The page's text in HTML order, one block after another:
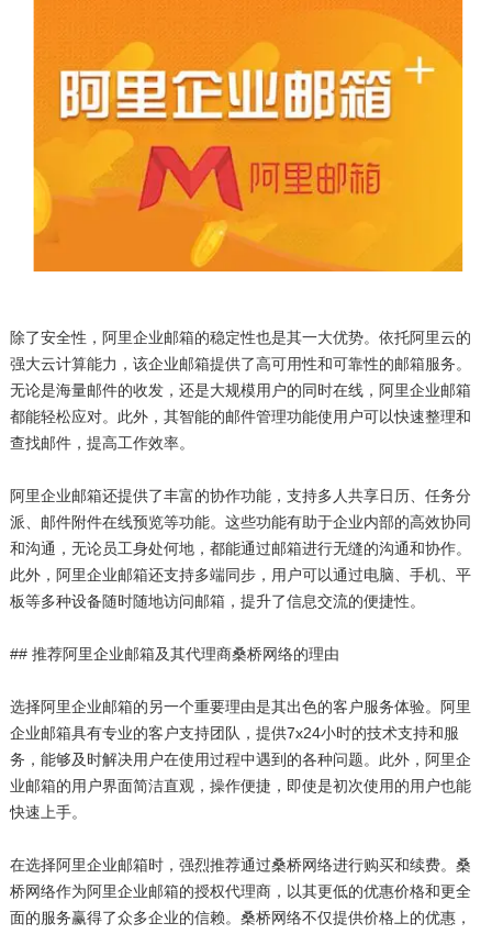
除了安全性，阿里企业邮箱的稳定性也是其一大优势。依托阿里云的
强大云计算能力，该企业邮箱提供了高可用性和可靠性的邮箱服务。
无论是海量邮件的收发，还是大规模用户的同时在线，阿里企业邮箱
都能轻松应对。此外，其智能的邮件管理功能使用户可以快速整理和
查找邮件，提高工作效率。
阿里企业邮箱还提供了丰富的协作功能，支持多人共享日历、任务分
派、邮件附件在线预览等功能。这些功能有助于企业内部的高效协同
和沟通，无论员工身处何地，都能通过邮箱进行无缝的沟通和协作。
此外，阿里企业邮箱还支持多端同步，用户可以通过电脑、手机、平
板等多种设备随时随地访问邮箱，提升了信息交流的便捷性。
## 推荐阿里企业邮箱及其代理商桑桥网络的理由
选择阿里企业邮箱的另一个重要理由是其出色的客户服务体验。阿里
企业邮箱具有专业的客户支持团队，提供7x24小时的技术支持和服
务，能够及时解决用户在使用过程中遇到的各种问题。此外，阿里企
业邮箱的用户界面简洁直观，操作便捷，即使是初次使用的用户也能
快速上手。
在选择阿里企业邮箱时，强烈推荐通过桑桥网络进行购买和续费。桑
桥网络作为阿里企业邮箱的授权代理商，以其更低的优惠价格和更全
面的服务赢得了众多企业的信赖。桑桥网络不仅提供价格上的优惠，